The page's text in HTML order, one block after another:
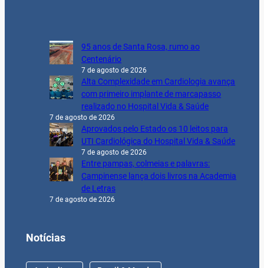
95 anos de Santa Rosa, rumo ao
Centenário
7 de agosto de 2026
Alta Complexidade em Cardiologia avança
com primeiro implante de marcapasso
realizado no Hospital Vida & Saúde
7 de agosto de 2026
Aprovados pelo Estado os 10 leitos para
UTI Cardiológica do Hospital Vida & Saúde
7 de agosto de 2026
Entre pampas, colmeias e palavras:
Campinense lança dois livros na Academia
de Letras
7 de agosto de 2026
Notícias